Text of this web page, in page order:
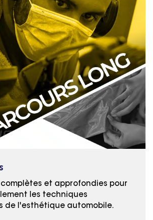
et approfondies pour
les techniques
de l'esthétique automobile.